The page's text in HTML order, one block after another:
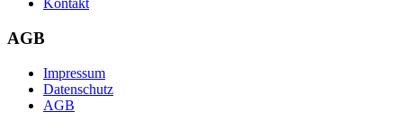
Kontakt
AGB
Impressum
Datenschutz
AGB